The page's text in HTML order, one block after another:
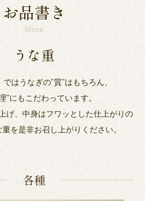
お品書き
Menu
うな重
ではうなぎの"質"はもちろん、
"にもこだわっています。
げ、中身はフワッとした仕上がりの
を是非お召し上がりください。
各種